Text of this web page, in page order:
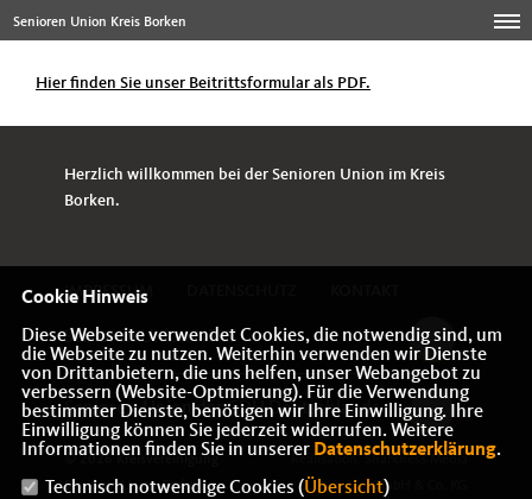
Senioren Union Kreis Borken
Hier finden Sie unser Beitrittsformular als PDF.
Herzlich willkommen bei der Senioren Union im Kreis
Borken.
IMPRESSUM
Senioren Union NRW
Senioren-Union der CDU Deutschlands
© 2026 Kreisvereinigung
Senioren Union Borken
Realisation: Sharkness Media
GmbH & Co. KG
Cookie Hinweis
Diese Webseite verwendet Cookies, die notwendig sind, um
die Webseite zu nutzen. Weiterhin verwenden wir Dienste
von Drittanbietern, die uns helfen, unser Webangebot zu
verbessern (Website-Optmierung). Für die Verwendung
bestimmter Dienste, benötigen wir Ihre Einwilligung. Ihre
Einwilligung können Sie jederzeit widerrufen. Weitere
Informationen finden Sie in unserer Datenschutzerklärung.
Technisch notwendige Cookies (Übersicht)